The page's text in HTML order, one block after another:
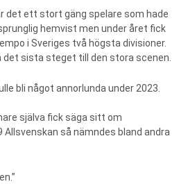
det ett stort gäng spelare som hade
hemvist men under året fick
i Sveriges två högsta divisioner.
det sista steget till den stora scenen.
bli något annorlunda under 2023.
själva fick säga sitt om
så nämndes bland andra